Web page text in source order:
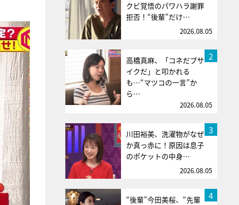
クビ覚悟のパワハラ謝罪
拒否！“後輩”だけ…
2026.08.05
2
高橋真麻、「コネだブサ
イクだ」と叩かれる
も…“マツコの一言”か
ら…
2026.08.05
3
川田裕美、洗濯物がなぜ
か真っ赤に！原因は息子
のポケットの中身…
2026.08.05
4
“後輩”今田美桜、“先輩